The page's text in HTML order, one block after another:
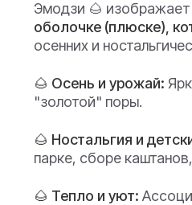
Эмодзи 🌰 изображает
оболочке (плюске),
осенних и
🌰 Осень и урожай:
"золотой" поры.
🌰 Ностальгия и
парке, сборе
🌰 Тепло и уют: